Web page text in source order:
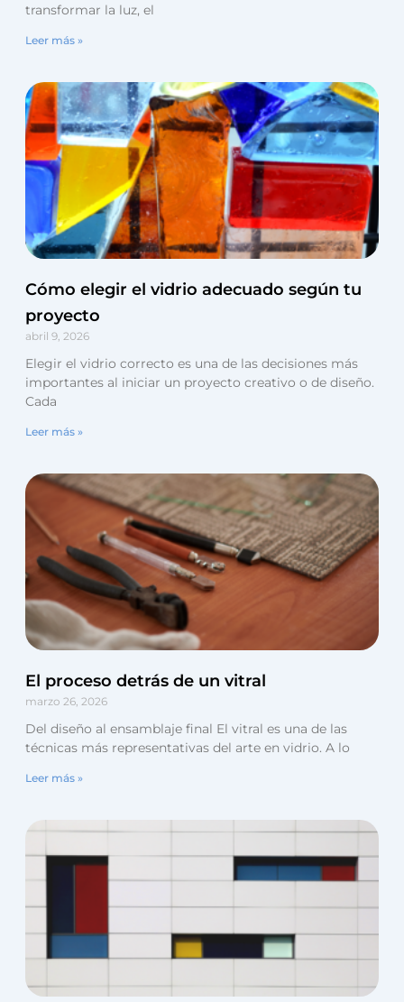
transformar la luz, el
Leer más »
Cómo elegir el vidrio adecuado según tu
proyecto
abril 9, 2026
Elegir el vidrio correcto es una de las decisiones más
importantes al iniciar un proyecto creativo o de diseño.
Cada
Leer más »
El proceso detrás de un vitral
marzo 26, 2026
Del diseño al ensamblaje final El vitral es una de las
técnicas más representativas del arte en vidrio. A lo
Leer más »